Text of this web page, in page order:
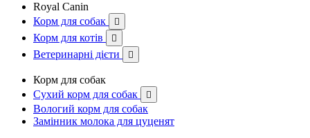
Royal Canin
Корм для собак

Корм для котів 
Ветеринарні дієти 
Корм для собак
Сухий корм для собак

Вологий корм для собак
Замінник молока для цуценят